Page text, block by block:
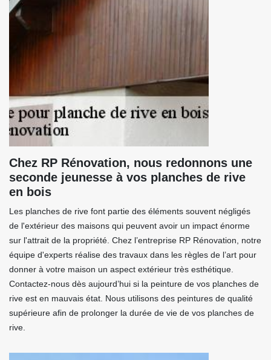
Chez RP Rénovation, nous redonnons une
seconde jeunesse à vos planches de rive
en bois
Les planches de rive font partie des éléments souvent négligés
de l'extérieur des maisons qui peuvent avoir un impact énorme
sur l'attrait de la propriété. Chez l’entreprise RP Rénovation, notre
équipe d'experts réalise des travaux dans les règles de l’art pour
donner à votre maison un aspect extérieur très esthétique.
Contactez-nous dès aujourd’hui si la peinture de vos planches de
rive est en mauvais état. Nous utilisons des peintures de qualité
supérieure afin de prolonger la durée de vie de vos planches de
rive.